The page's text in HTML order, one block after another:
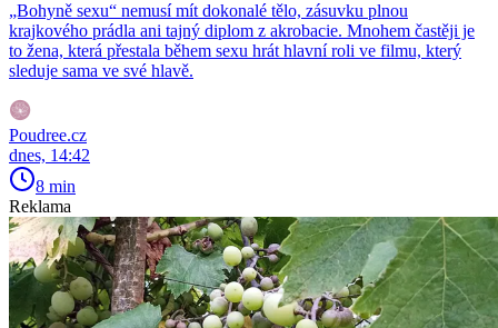
„Bohyně sexu“ nemusí mít dokonalé tělo, zásuvku plnou
krajkového prádla ani tajný diplom z akrobacie. Mnohem častěji je
to žena, která přestala během sexu hrát hlavní roli ve filmu, který
sleduje sama ve své hlavě.
Poudree.cz
dnes, 14:42
8 min
Reklama